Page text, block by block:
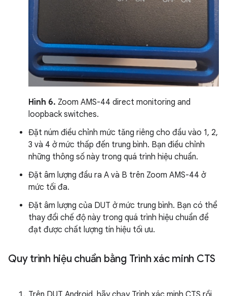
Hình 6. Zoom AMS-44 direct monitoring and
loopback switches.
Đặt núm điều chỉnh mức tăng riêng cho đầu vào 1, 2,
3 và 4 ở mức thấp đến trung bình. Bạn điều chỉnh
những thông số này trong quá trình hiệu chuẩn.
Đặt âm lượng đầu ra A và B trên Zoom AMS-44 ở
mức tối đa.
Đặt âm lượng của DUT ở mức trung bình. Bạn có thể
thay đổi chế độ này trong quá trình hiệu chuẩn để
đạt được chất lượng tín hiệu tối ưu.
Quy trình hiệu chuẩn bằng Trình xác minh CTS